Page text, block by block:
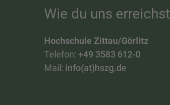
Wie du uns erreichst
Hochschule Zittau/Görlitz
Telefon: +49 3583 612-0
Mail: info(at)hszg.de